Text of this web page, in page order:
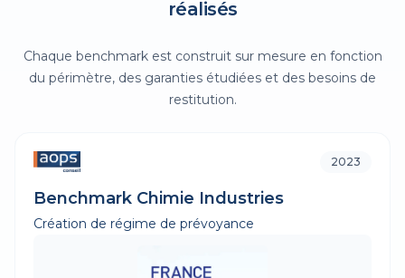
réalisés
Chaque benchmark est construit sur mesure en fonction
du périmètre, des garanties étudiées et des besoins de
restitution.
2023
Benchmark Chimie Industries
Création de régime de prévoyance